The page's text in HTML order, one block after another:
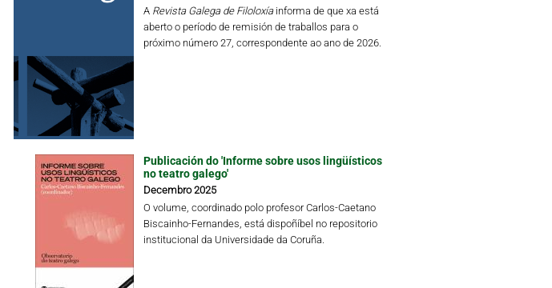
A Revista Galega de Filoloxíainforma de que xa está
aberto o período de remisión de traballos para o
próximo número 27, correspondente ao ano de 2026.
Publicación do 'Informe sobre usos lingüísticos
no teatro galego'
Decembro 2025
O volume, coordinado polo profesor Carlos-Caetano
Biscainho-Fernandes, está dispoñíbel no repositorio
institucional da Universidade da Coruña.